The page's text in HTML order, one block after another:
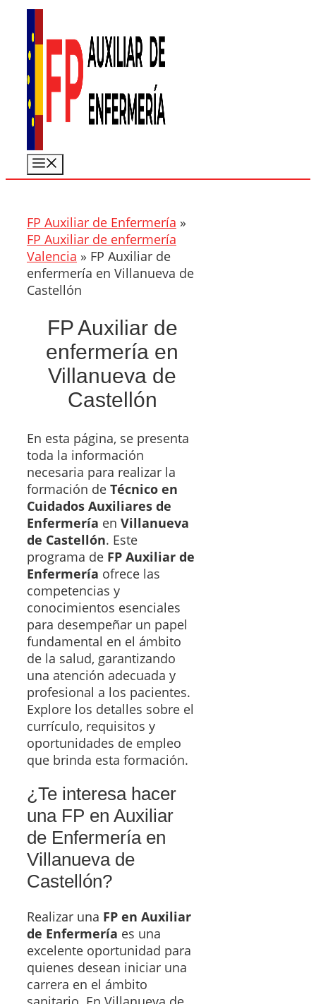
Saltar
contenido
FP Auxiliar de Enfermería »
FP Auxiliar de enfermería
Valencia » FP Auxiliar de
enfermería en Villanueva de
Castellón
FP Auxiliar de
enfermería en
Villanueva de
Castellón
En esta página, se presenta
toda la información
necesaria para realizar la
formación de Técnico en
Cuidados Auxiliares de
Enfermería en Villanueva
de Castellón. Este
programa de FP Auxiliar de
Enfermería ofrece las
competencias y
conocimientos esenciales
para desempeñar un papel
fundamental en el ámbito
de la salud, garantizando
una atención adecuada y
profesional a los pacientes.
Explore los detalles sobre el
currículo, requisitos y
oportunidades de empleo
que brinda esta formación.
¿Te interesa hacer
una FP en Auxiliar
de Enfermería en
Villanueva de
Castellón?
Realizar una FP en Auxiliar
de Enfermería es una
excelente oportunidad para
quienes desean iniciar una
carrera en el ámbito